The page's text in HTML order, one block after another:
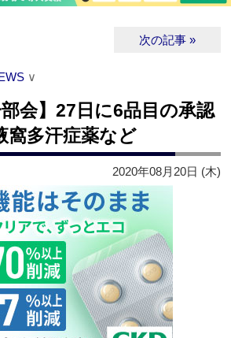
次の記事 »
∨
部会】27日に6品目の承認
窩多汗症薬など
2020年08月20日 (木)